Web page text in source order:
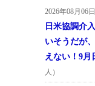
2026年08月06
日米協調介
いそうだが
えない！9
人）